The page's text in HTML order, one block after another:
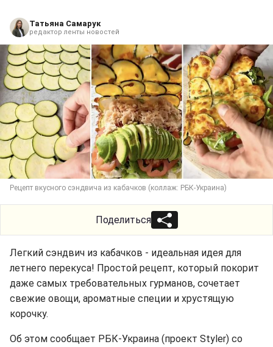
Татьяна Самарук
редактор ленты новостей
Рецепт вкусного сэндвича из кабачков (коллаж: РБК-Украина)
Поделиться
Легкий сэндвич из кабачков - идеальная идея для
летнего перекуса! Простой рецепт, который покорит
даже самых требовательных гурманов, сочетает
свежие овощи, ароматные специи и хрустящую
корочку.
Об этом сообщает РБК-Украина (проект Styler) со